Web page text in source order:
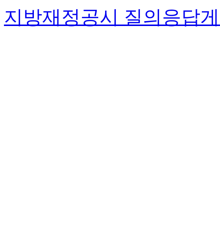
지방재정공시 질의응답